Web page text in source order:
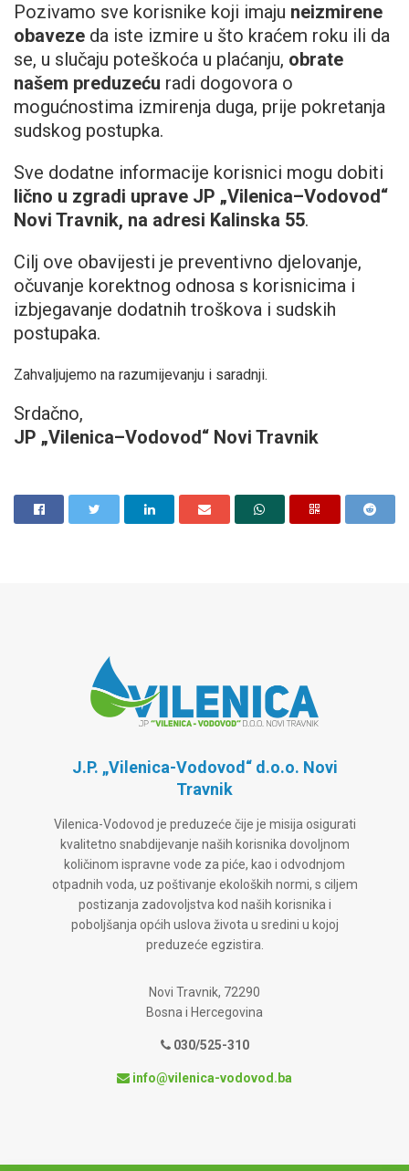
Pozivamo sve korisnike koji imaju neizmirene
obaveze da iste izmire u što kraćem roku ili da
se, u slučaju poteškoća u plaćanju, obrate
našem preduzeću radi dogovora o
mogućnostima izmirenja duga, prije pokretanja
sudskog postupka.
Sve dodatne informacije korisnici mogu dobiti
lično u zgradi uprave JP „Vilenica–Vodovod“
Novi Travnik, na adresi Kalinska 55.
Cilj ove obavijesti je preventivno djelovanje,
očuvanje korektnog odnosa s korisnicima i
izbjegavanje dodatnih troškova i sudskih
postupaka.
Zahvaljujemo na razumijevanju i saradnji.
Srdačno,
JP „Vilenica–Vodovod“ Novi Travnik
J.P. „Vilenica-Vodovod“ d.o.o. Novi
Travnik
Vilenica-Vodovod je preduzeće čije je misija osigurati
kvalitetno snabdijevanje naših korisnika dovoljnom
količinom ispravne vode za piće, kao i odvodnjom
otpadnih voda, uz poštivanje ekoloških normi, s ciljem
postizanja zadovoljstva kod naših korisnika i
poboljšanja općih uslova života u sredini u kojoj
preduzeće egzistira.
Novi Travnik, 72290
Bosna i Hercegovina
030/525-310
info@vilenica-vodovod.ba